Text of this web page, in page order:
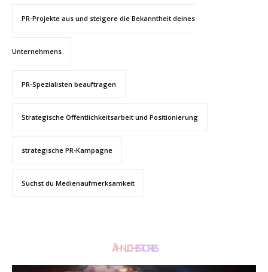
PR-Projekte aus und steigere die Bekanntheit deines
Unternehmens
PR-Spezialisten beauftragen
Strategische Öffentlichkeitsarbeit und Positionierung
strategische PR-Kampagne
Suchst du Medienaufmerksamkeit
ÄHNLICHE STORIES